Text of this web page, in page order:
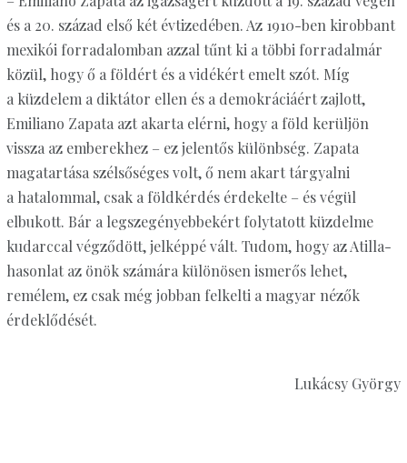
és a 20. század első két évtizedében. Az 1910-ben kirobbant
mexikói forradalomban azzal tűnt ki a többi forradalmár
közül, hogy ő a földért és a vidékért emelt szót. Míg
a küzdelem a diktátor ellen és a demokráciáért zajlott,
Emiliano Zapata azt akarta elérni, hogy a föld kerüljön
vissza az emberekhez – ez jelentős különbség. Zapata
magatartása szélsőséges volt, ő nem akart tárgyalni
a hatalommal, csak a földkérdés érdekelte – és végül
elbukott. Bár a legszegényebbekért folytatott küzdelme
kudarccal végződött, jelképpé vált. Tudom, hogy az Atilla-
hasonlat az önök számára különösen ismerős lehet,
remélem, ez csak még jobban felkelti a magyar nézők
érdeklődését.
Lukácsy György